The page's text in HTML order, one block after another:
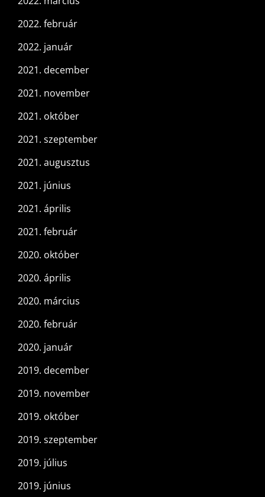
2022. február
2022. január
2021. december
2021. november
2021. október
2021. szeptember
2021. augusztus
2021. június
2021. április
2021. február
2020. október
2020. április
2020. március
2020. február
2020. január
2019. december
2019. november
2019. október
2019. szeptember
2019. július
2019. június